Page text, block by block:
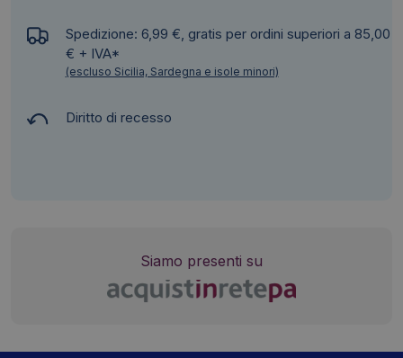
Spedizione: 6,99 €, gratis per ordini superiori a 85,00
€ + IVA*
(escluso Sicilia, Sardegna e isole minori)
Diritto di recesso
Siamo presenti su